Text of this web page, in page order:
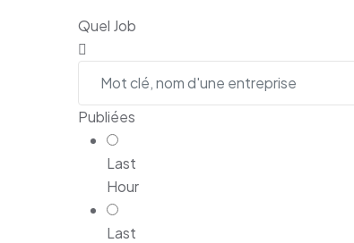
Quel Job
Publiées
Last
Hour
Last